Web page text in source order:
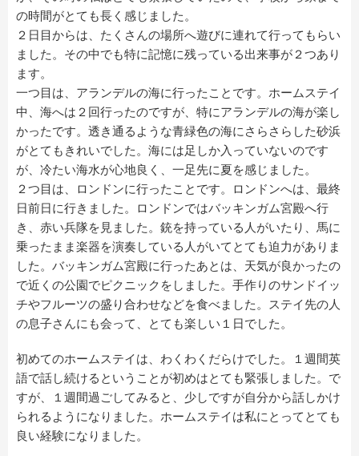
の時間がとても長く感じました。
２日目からは、たくさんの場所へ遊びに連れて行ってもらい
ました。その中でも特に記憶に残っている出来事が２つあり
ます。
一つ目は、アランデルの海に行ったことです。ホームステイ
中、海へは２回行ったのですが、特にアランデルの海が楽し
かったです。透き通るような青緑色の海にさらさらした砂浜
がとてもきれいでした。海には足しか入っていないのです
が、冷たい海水が心地良く、一足先に夏を感じました。
２つ目は、ロンドンに行ったことです。ロンドンへは、最終
日前日に行きました。ロンドンではバッキンガム宮殿へ行
き、赤い兵隊を見ました。銃を持っている人がいたり、馬に
乗ったまま楽器を演奏している人がいてとても迫力がありま
した。バッキンガム宮殿に行ったあとは、天気が良かったの
で近くの公園でピクニックをしました。手作りのサンドイッ
チやフルーツの盛り合わせなどを食べました。ステイ先の人
の息子さんにも会って、とても楽しい１日でした。
初めてのホームステイは、わくわくだらけでした。１週間英
語で話し続けるということが初めはとても緊張しました。で
すが、１週間過ごしてみると、少しですが自分から話しかけ
られるようになりました。ホームステイは私にとってとても
良い経験になりました。